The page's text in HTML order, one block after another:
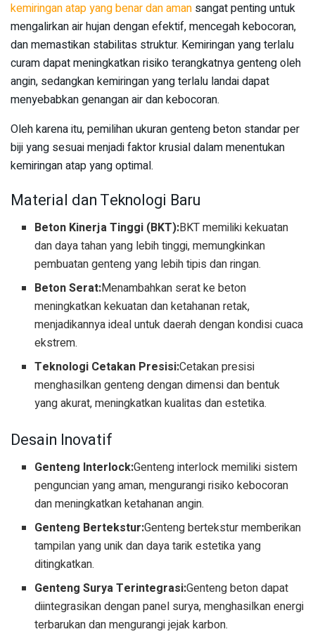
kemiringan atap yang benar dan aman sangat penting untuk
mengalirkan air hujan dengan efektif, mencegah kebocoran,
dan memastikan stabilitas struktur. Kemiringan yang terlalu
curam dapat meningkatkan risiko terangkatnya genteng oleh
angin, sedangkan kemiringan yang terlalu landai dapat
menyebabkan genangan air dan kebocoran.
Oleh karena itu, pemilihan ukuran genteng beton standar per
biji yang sesuai menjadi faktor krusial dalam menentukan
kemiringan atap yang optimal.
Material dan Teknologi Baru
Beton Kinerja Tinggi (BKT):BKT memiliki kekuatan
dan daya tahan yang lebih tinggi, memungkinkan
pembuatan genteng yang lebih tipis dan ringan.
Beton Serat:Menambahkan serat ke beton
meningkatkan kekuatan dan ketahanan retak,
menjadikannya ideal untuk daerah dengan kondisi cuaca
ekstrem.
Teknologi Cetakan Presisi:Cetakan presisi
menghasilkan genteng dengan dimensi dan bentuk
yang akurat, meningkatkan kualitas dan estetika.
Desain Inovatif
Genteng Interlock:Genteng interlock memiliki sistem
penguncian yang aman, mengurangi risiko kebocoran
dan meningkatkan ketahanan angin.
Genteng Bertekstur:Genteng bertekstur memberikan
tampilan yang unik dan daya tarik estetika yang
ditingkatkan.
Genteng Surya Terintegrasi:Genteng beton dapat
diintegrasikan dengan panel surya, menghasilkan energi
terbarukan dan mengurangi jejak karbon.